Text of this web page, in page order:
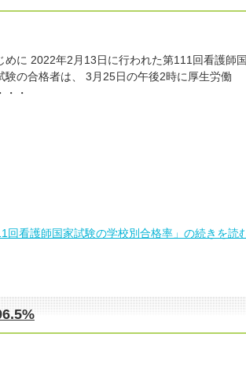
めに 2022年2月13日に行われた第111回看護師国
験の合格者は、 3月25日の午後2時に厚生労働
・・
回看護師国家試験の学校別合格率」の続きを読